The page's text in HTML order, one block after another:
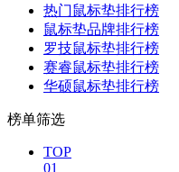
热门鼠标垫排行榜
鼠标垫品牌排行榜
罗技鼠标垫排行榜
赛睿鼠标垫排行榜
华硕鼠标垫排行榜
榜单筛选
TOP
01